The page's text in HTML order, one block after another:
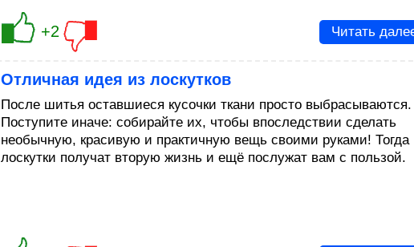
+2 Читать
Отличная идея из лоскутков
После шитья оставшиеся кусочки ткани просто выбрасываются.
Поступите иначе: собирайте их, чтобы впоследствии сделать
необычную, красивую и практичную вещь своими руками! Тогда
лоскутки получат вторую жизнь и ещё послужат вам с пользой.